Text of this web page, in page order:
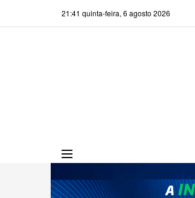
21:41 quinta-feira, 6 agosto 2026